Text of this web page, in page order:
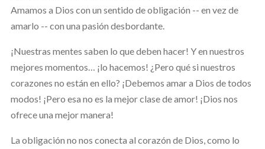
Amamos a Dios con un sentido de obligación -- en vez de
amarlo -- con una pasión desbordante.
¡Nuestras mentes saben lo que deben hacer! Y en nuestros
mejores momentos… ¡lo hacemos! ¿Pero qué si nuestros
corazones no están en ello? ¡Debemos amar a Dios de todos
modos! ¡Pero esa no es la mejor clase de amor! ¡Dios nos
ofrece una mejor manera!
La obligación no nos conecta al corazón de Dios, como lo